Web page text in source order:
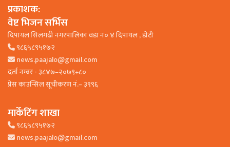
प्रकाशक:
वेष्ट भिजन सर्भिस
दिपायल सिलगढी नगरपालिका वडा न० ४ दिपायल , डाेटी
९८६५८९५१७२
news.paajalo@gmail.com
दर्ता नम्बर - ३८४७–२०७९÷८०
प्रेस काउन्सिल सूचीकरण नं.– ३९९६
मार्केटिंग शाखा
९८६५८९५१७२
news.paajalo@gmail.com